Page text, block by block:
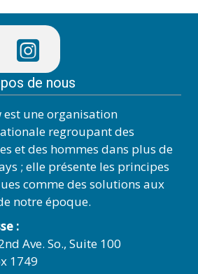
de nous
est une organisation
regroupant des
et des hommes dans plus de
; elle présente les principes
comme des solutions aux
notre époque.
:
Ave. So., Suite 100
1749